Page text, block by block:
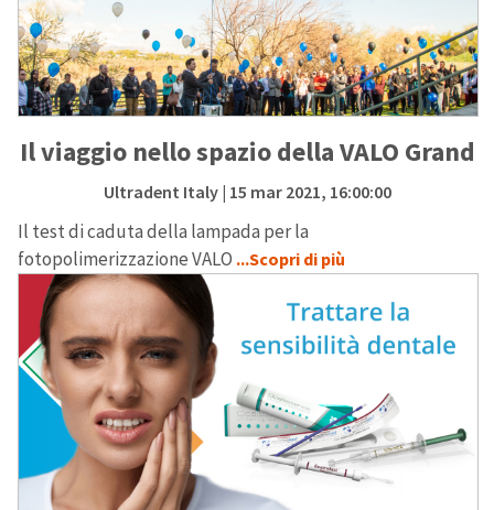
Il viaggio nello spazio della VALO Grand
Ultradent Italy| 15 mar 2021, 16:00:00
Il test di caduta della lampada per la
fotopolimerizzazione VALO ...Scopri di più